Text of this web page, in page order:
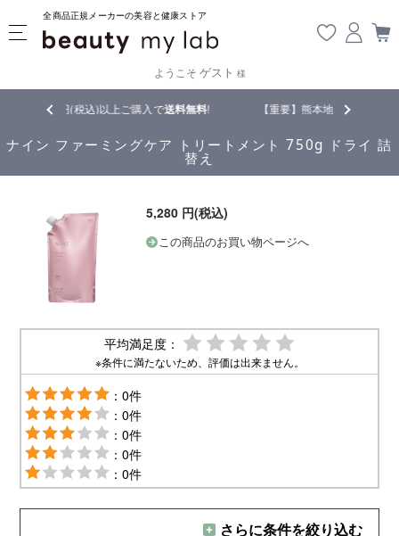
全商品正規メーカーの美容と健康ストア
ようこそ ゲスト 様
)以上ご購入で送料無料! 【重要】熊本地震の影響により遅延が生じてお
ナイン ファーミングケア トリートメント 750g ドライ 詰
替え
5,280 円(税込)
この商品のお買い物ページへ
平均満足度：
※条件に満たないため、評価は出来ません。
：0件
：0件
：0件
：0件
：0件
さらに条件を絞り込む